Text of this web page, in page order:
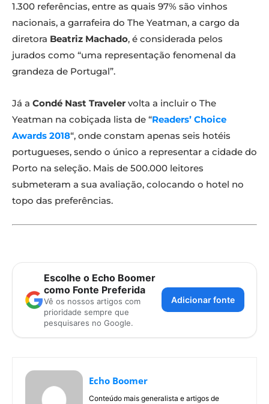
1.300 referências, entre as quais 97% são vinhos
nacionais, a garrafeira do The Yeatman, a cargo da
diretora Beatriz Machado, é considerada pelos
jurados como “uma representação fenomenal da
grandeza de Portugal”.
Já a Condé Nast Traveler volta a incluir o The
Yeatman na cobiçada lista de “Readers’ Choice
Awards 2018“, onde constam apenas seis hotéis
portugueses, sendo o único a representar a cidade do
Porto na seleção. Mais de 500.000 leitores
submeteram a sua avaliação, colocando o hotel no
topo das preferências.
Escolhe o Echo Boomer
como Fonte Preferida
Vê os nossos artigos com
prioridade sempre que
pesquisares no Google.
Adicionar fonte
Echo Boomer
Conteúdo mais generalista e artigos de